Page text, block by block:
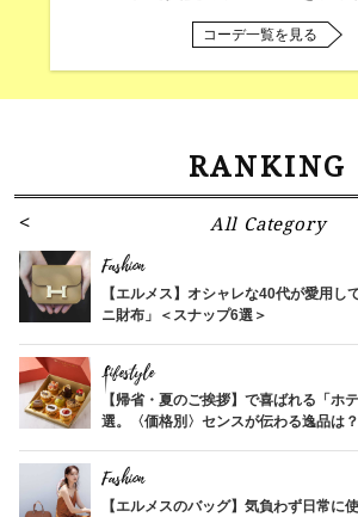
コーデ一覧を見る
RANKING
All Category
Fashion
【エルメス】オシャレな40代が愛用し
ニ財布」＜スナップ6選＞
Lifestyle
【帰省・夏のご挨拶】で喜ばれる「ホ
選。〈価格別〉センスが伝わる逸品は？
Fashion
【エルメスのバッグ】気負わず日常に